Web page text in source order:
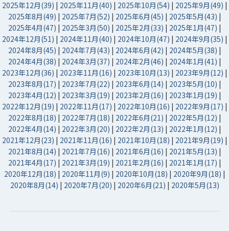
2025年12月(39) | 2025年11月(40) | 2025年10月(54) | 2025年9月(49) |
2025年8月(49) | 2025年7月(52) | 2025年6月(45) | 2025年5月(43) |
2025年4月(47) | 2025年3月(50) | 2025年2月(33) | 2025年1月(47) |
2024年12月(51) | 2024年11月(40) | 2024年10月(47) | 2024年9月(35) |
2024年8月(45) | 2024年7月(43) | 2024年6月(42) | 2024年5月(38) |
2024年4月(38) | 2024年3月(37) | 2024年2月(46) | 2024年1月(41) |
2023年12月(36) | 2023年11月(16) | 2023年10月(13) | 2023年9月(12) |
2023年8月(17) | 2023年7月(22) | 2023年6月(14) | 2023年5月(10) |
2023年4月(12) | 2023年3月(19) | 2023年2月(16) | 2023年1月(19) |
2022年12月(19) | 2022年11月(17) | 2022年10月(16) | 2022年9月(17) |
2022年8月(18) | 2022年7月(18) | 2022年6月(21) | 2022年5月(12) |
2022年4月(14) | 2022年3月(20) | 2022年2月(13) | 2022年1月(12) |
2021年12月(23) | 2021年11月(16) | 2021年10月(18) | 2021年9月(19) |
2021年8月(14) | 2021年7月(16) | 2021年6月(16) | 2021年5月(13) |
2021年4月(17) | 2021年3月(19) | 2021年2月(16) | 2021年1月(17) |
2020年12月(18) | 2020年11月(9) | 2020年10月(18) | 2020年9月(18) |
2020年8月(14) | 2020年7月(20) | 2020年6月(21) | 2020年5月(13)